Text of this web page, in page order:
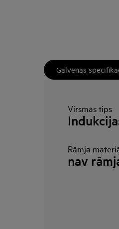
Galvenās
Virsmas tips
Rāmja
nav